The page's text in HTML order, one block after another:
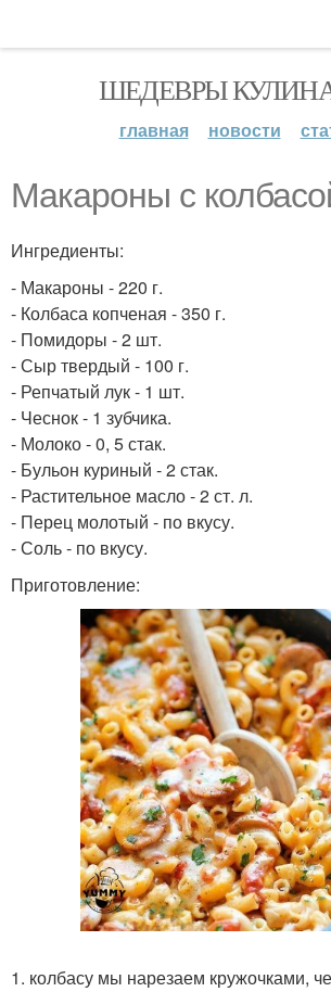
ШЕДЕВРЫ
главная новости
Макароны с
Ингредиенты:
- Макароны - 220 г.
- Колбаса копченая - 350 г.
- Помидоры - 2 шт.
- Сыр твердый - 100 г.
- Репчатый лук - 1 шт.
- Чеснок - 1 зубчика.
- Молоко - 0, 5 стак.
- Бульон куриный - 2 стак.
- Растительное масло - 2 ст. л.
- Перец молотый - по вкусу.
- Соль - по вкусу.
Приготовление:
1. колбасу мы нарезаем кружочками,